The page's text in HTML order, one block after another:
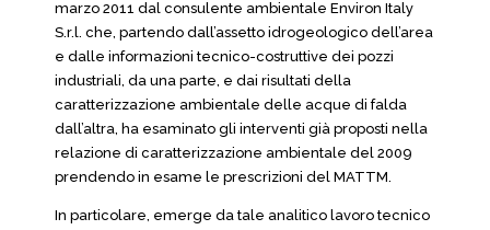
marzo 2011 dal consulente ambientale Environ Italy
S.r.l. che, partendo dall’assetto idrogeologico dell’area
e dalle informazioni tecnico-costruttive dei pozzi
industriali, da una parte, e dai risultati della
caratterizzazione ambientale delle acque di falda
dall’altra, ha esaminato gli interventi già proposti nella
relazione di caratterizzazione ambientale del 2009
prendendo in esame le prescrizioni del MATTM.
In particolare, emerge da tale analitico lavoro tecnico